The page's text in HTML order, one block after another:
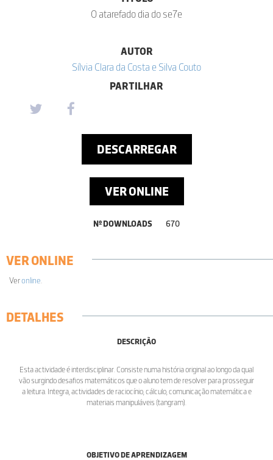
O atarefado dia do se7e
AUTOR
Sílvia Clara da Costa e Silva Couto
PARTILHAR
DESCARREGAR
VER ONLINE
Nº DOWNLOADS 670
VER ONLINE
Veronline.
DETALHES
DESCRIÇÃO
Esta actividade é interdisciplinar. Consiste numa história original ao longo da qual
vão surgindo desafios matemáticos que o aluno tem de resolver para prosseguir
a leitura. Integra, actividades de raciocínio, cálculo, comunicação matemática e
materiais manipuláveis (tangram).
OBJETIVO DE APRENDIZAGEM